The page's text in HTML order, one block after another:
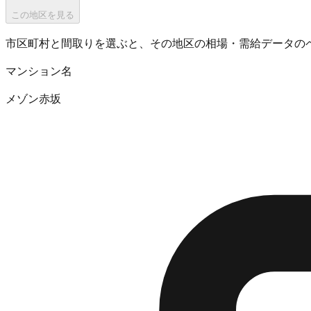
この地区を見る
市区町村と間取りを選ぶと、その地区の相場・需給データの
マンション名
メゾン赤坂